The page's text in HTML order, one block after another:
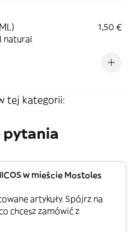
1,50 €
natural
tej kategorii:
pytania
w mieście Mostoles
artykuły. Spójrz na
chcesz zamówić z